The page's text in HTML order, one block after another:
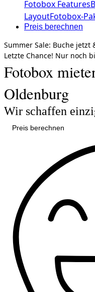
Fotobox Features
LayoutFotobox-
Preis berechnen
Summer Sale: Buche jetzt
Letzte Chance! Nur noch
Fotobox
Oldenburg
Wir schaffen
Preis berechnen